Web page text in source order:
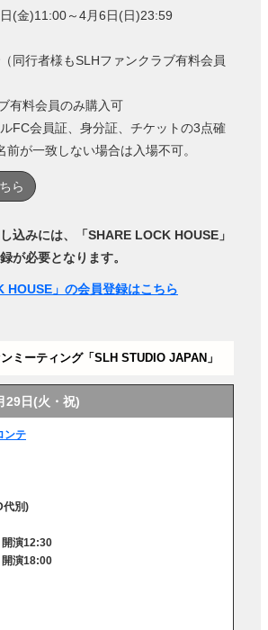
(金)11:00～4月6日(日)23:59
同行者様もSLHファンクラブ有料会員
有料会員のみ購入可
FC会員証、身分証、チケットの3点確
が一致しない場合は入場不可。
ら
込みには、「SHARE LOCK HOUSE」
が必要となります。
HOUSE」の会員登録はこちら
ミーティング「SLH STUDIO JAPAN」
29日(火・祝)
ンテ
代別)
開演12:30
開演18:00